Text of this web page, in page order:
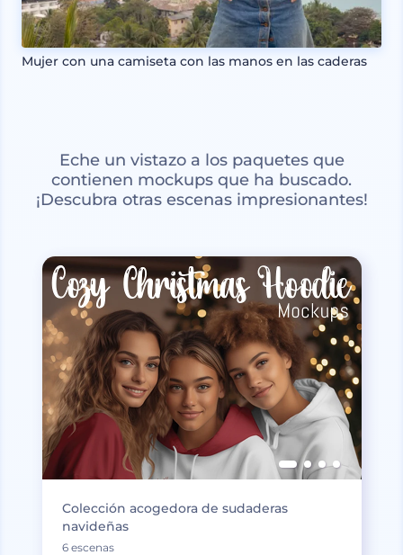
Mujer con una camiseta con las manos en las caderas
Eche un vistazo a los paquetes que
contienen mockups que ha buscado.
¡Descubra otras escenas impresionantes!
Colección acogedora de sudaderas
navideñas
6 escenas